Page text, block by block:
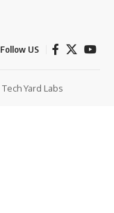
Follow US
Tech Yard Labs